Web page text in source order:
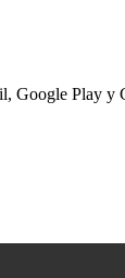
Google Play y